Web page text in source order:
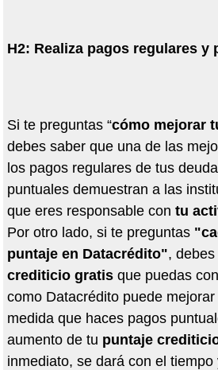
H2: Realiza pagos regulares y
Si te preguntas “cómo mejorar
debes saber que una de las
los pagos regulares de tus
puntuales demuestran a las
que eres responsable con tu
Por otro lado, si te preguntas
puntaje en Datacrédito", debes
crediticio gratisque puedas
como Datacrédito puede
medida que haces pagos
aumento de tu puntaje
inmediato, se dará con el tiempo